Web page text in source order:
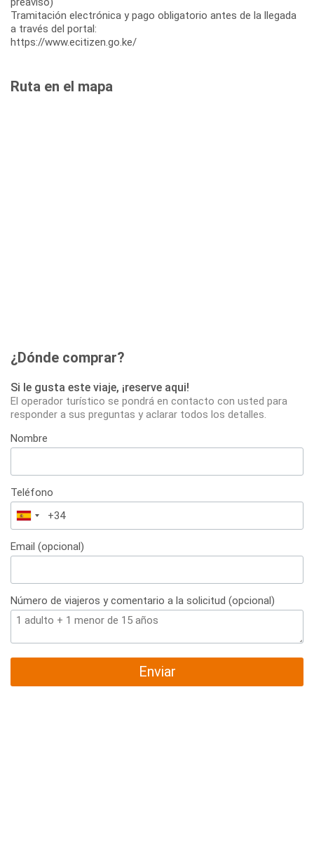
Tramitación electrónica y pago obligatorio antes de la llegada
a través del portal:
https://www.ecitizen.go.ke/
Ruta en el mapa
¿Dónde comprar?
Si le gusta este viaje, ¡reserve aqui!
El operador turístico se pondrá en contacto con usted para
responder a sus preguntas y aclarar todos los detalles.
Nombre
Teléfono
España
+34
Email (opcional)
Número de viajeros y comentario a la solicitud (opcional)
Enviar